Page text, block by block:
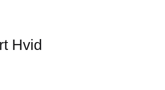
Hvid